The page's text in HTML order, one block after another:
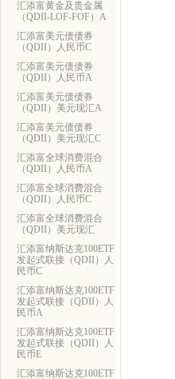
汇添富黄金及贵金属
（QDII-LOF-FOF）A
汇添富美元债债券
（QDII）人民币C
汇添富美元债债券
（QDII）人民币A
汇添富美元债债券
（QDII）美元现汇A
汇添富美元债债券
（QDII）美元现汇C
汇添富全球消费混合
（QDII）人民币A
汇添富全球消费混合
（QDII）人民币C
汇添富全球消费混合
（QDII）美元现汇
汇添富纳斯达克100ETF
发起式联接（QDII）人
民币C
汇添富纳斯达克100ETF
发起式联接（QDII）人
民币A
汇添富纳斯达克100ETF
发起式联接（QDII）人
民币E
汇添富纳斯达克100ETF